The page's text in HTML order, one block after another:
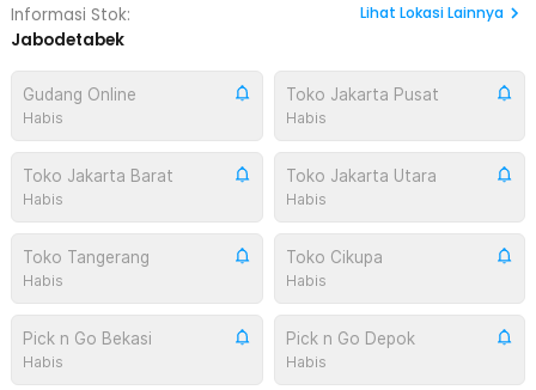
Informasi Stok:
Jabodetabek
Lihat Lokasi Lainnya
Gudang Online
Habis
Toko Jakarta Pusat
Habis
Toko Jakarta Barat
Habis
Toko Jakarta Utara
Habis
Toko Tangerang
Habis
Toko Cikupa
Habis
Pick n Go Bekasi
Habis
Pick n Go Depok
Habis